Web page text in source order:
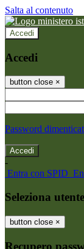
Salta al contenuto
Accedi
Accedi
button close ×
Password
-
Entra con SPID
Seleziona utente
button close ×
Recupero